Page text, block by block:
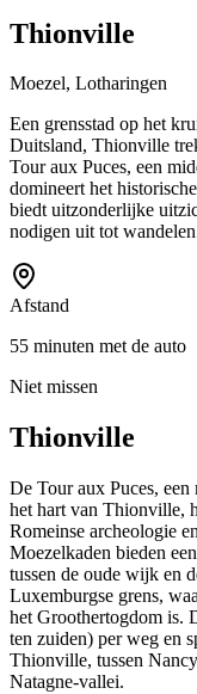
Thionville
Moezel, Lotharingen
Een grensstad op het
Duitsland, Thionville
Tour aux Puces, een
domineert het
biedt uitzonderlijke
nodigen uit tot
Afstand
55 minuten met de auto
Niet missen
Thionville
De Tour aux Puces,
het hart van Thionville,
Romeinse archeologie
Moezelkaden bieden
tussen de oude wijk en
Luxemburgse grens,
het Groothertogdom is.
ten zuiden) per weg en
Thionville, tussen
Natagne-vallei.